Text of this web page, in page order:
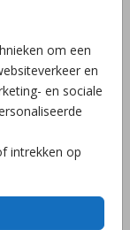
om een
en
en sociale
intrekken op
MAANLABELS